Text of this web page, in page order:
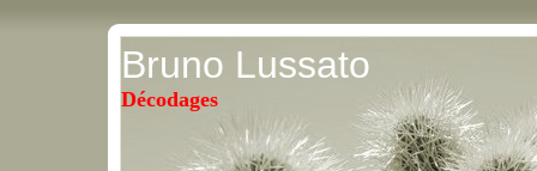
Bruno Lussato
Décodages